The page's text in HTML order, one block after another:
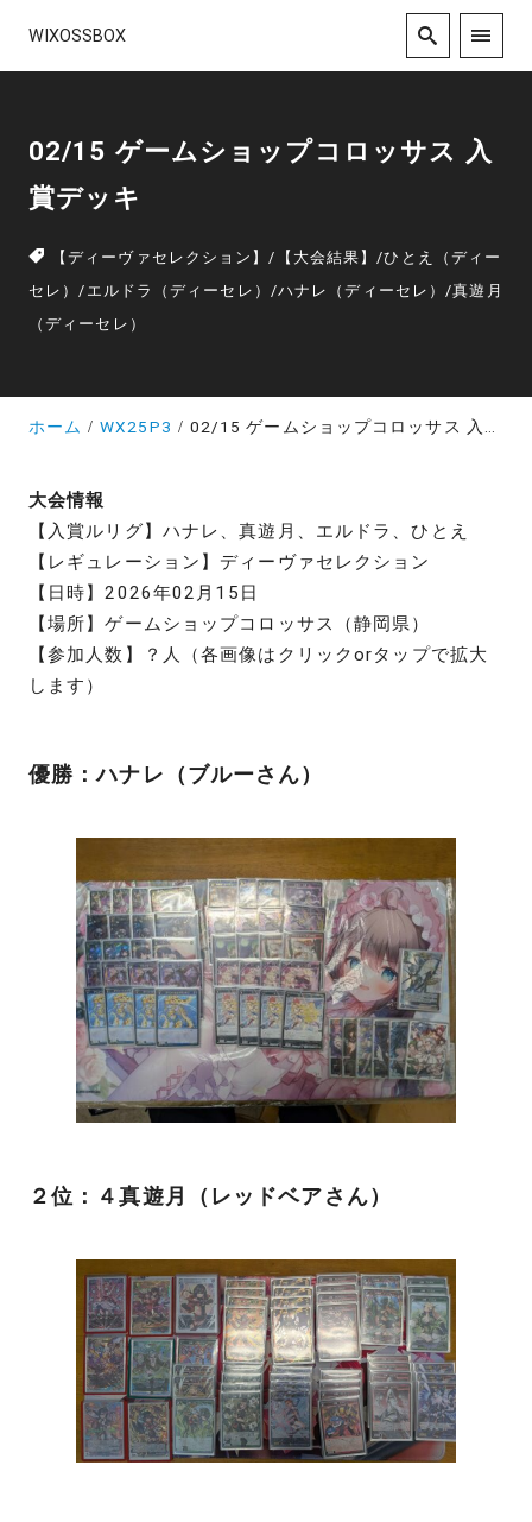
WIXOSSBOX
02/15 ゲームショップコロッサス 入
賞デッキ
【ディーヴァセレクション】/ 【大会結果】/ひとえ（ディー
セレ）/ エルドラ（ディーセレ） /ハナレ（ディーセレ）/真遊月
（ディーセレ）
ホーム WX25P3 02/15 ゲームショップコロッサス 入賞デッキ
大会情報
【入賞ルリグ】ハナレ、真遊月、エルドラ、ひとえ
【レギュレーション】ディーヴァセレクション
【日時】2026年02月15日
【場所】ゲームショップコロッサス（静岡県）
【参加人数】？人（各画像はクリックorタップで拡大
します）
優勝：ハナレ（ブルーさん）
２位：４真遊月（レッドベアさん）